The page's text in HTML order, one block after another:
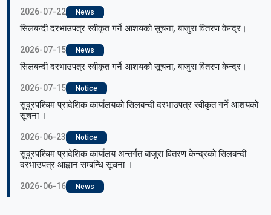
2026-07-22 News
सिलबन्दी दरभाउपत्र स्वीकृत गर्ने आशयको सूचना, बाजुरा वितरण केन्द्र।
2026-07-15 News
सिलबन्दी दरभाउपत्र स्वीकृत गर्ने आशयको सूचना, बाजुरा वितरण केन्द्र।
2026-07-15 Notice
सुदूरपश्चिम प्रादेशिक कार्यालयको सिलबन्दी दरभाउपत्र स्वीकृत गर्ने आशयको
सूचना ।
2026-06-23 Notice
सुदूरपश्चिम प्रादेशिक कार्यालय अन्तर्गत बाजुरा वितरण केन्द्रको सिलबन्दी
दरभाउपत्र आह्वान सम्बन्धि सूचना ।
2026-06-16 News